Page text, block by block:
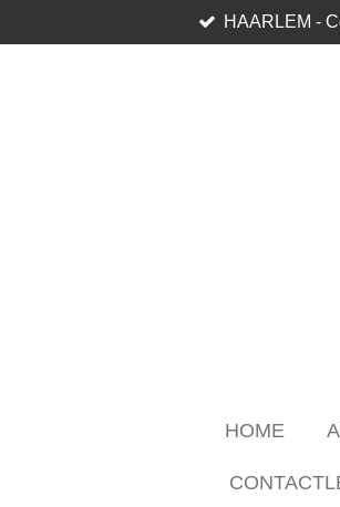
direct
HAARLEM -
HOME